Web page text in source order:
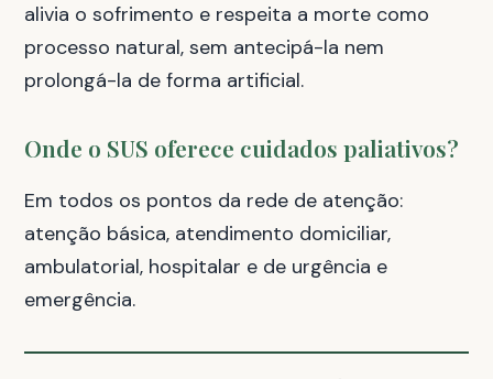
alivia o sofrimento e respeita a morte como
processo natural, sem antecipá-la nem
prolongá-la de forma artificial.
Onde o SUS oferece cuidados paliativos?
Em todos os pontos da rede de atenção:
atenção básica, atendimento domiciliar,
ambulatorial, hospitalar e de urgência e
emergência.